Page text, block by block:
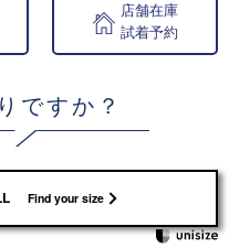
店舗在庫
試着予約
ですか？
Find your size